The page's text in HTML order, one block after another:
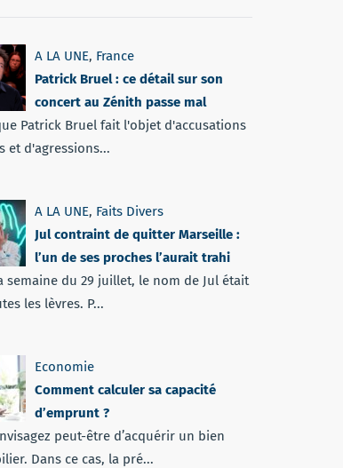
A LA UNE, France
Patrick Bruel : ce détail sur son
concert au Zénith passe mal
Patrick Bruel fait l'objet d'accusations
et d'agressions...
A LA UNE, Faits Divers
Jul contraint de quitter Marseille :
l’un de ses proches l’aurait trahi
semaine du 29 juillet, le nom de Jul était
les lèvres. P...
Economie
Comment calculer sa capacité
d’emprunt ?
peut-être d’acquérir un bien
Dans ce cas, la pré...